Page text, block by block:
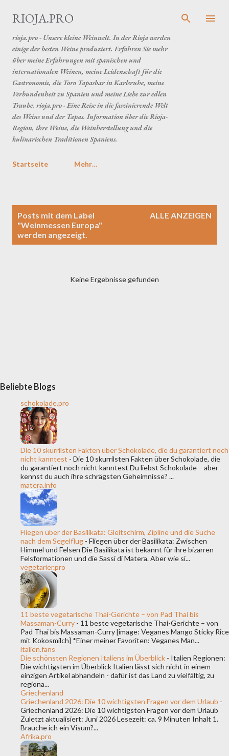
RIOJA.PRO
rioja.pro - Unsere kleine Weinwelt. In der Rioja werden
einige der besten Weine produziert. Erfahren Sie mehr
über meine Erfahrungen mit spanischen und
internationalen Weinen, meine Leidenschaft für die
Gastronomie, die Toro Tapasbar in Karlsruhe, meine
Verbundenheit zu Spanien und meine Liebe zur edlen
Traube. rioja.pro - Eine Reise in die faszinierende Welt
des Weins und der Tapas. Information über die Rioja-
Region, ihre Weine, die Weinherstellung und die
kulinarischen Traditionen Spaniens.
Startseite Mehr…
Posts mit dem Label
"Weinmessen Europa"
werden angezeigt.
ALLE ANZEIGEN
Keine Ergebnisse gefunden
Beliebte Blogs
schokolade.pro
Die 10 skurrilsten Fakten über Schokolade, die du garantiert noch
nicht kanntest - Die 10 skurrilsten Fakten über Schokolade, die
du garantiert noch nicht kanntest Du liebst Schokolade – aber
kennst du auch ihre schrägsten Geheimnisse? ...
matera.info
Fliegen über der Basilikata: Gleitschirm, Zipline und die Suche
nach dem Segelflug - Fliegen über der Basilikata: Zwischen
Himmel und Felsen Die Basilikata ist bekannt für ihre bizarren
Felsformationen und die Sassi di Matera. Aber wie si...
vegetarier.pro
11 beste vegetarische Thai-Gerichte – von Pad Thai bis
Massaman-Curry - 11 beste vegetarische Thai-Gerichte – von
Pad Thai bis Massaman-Curry [image: Veganes Mango Sticky Rice
mit Kokosmilch] *Einer meiner Favoriten: Veganes Man...
italien.fans
Die schönsten Regionen Italiens im Überblick - Italien Regionen:
Die wichtigsten im Überblick Italien lässt sich nicht in einem
einzigen Artikel abhandeln - dafür ist das Land zu vielfältig, zu
regiona...
Griechenland
Griechenland 2026: Die 10 wichtigsten Fragen vor dem Urlaub -
Griechenland 2026: Die 10 wichtigsten Fragen vor dem Urlaub
Zuletzt aktualisiert: Juni 2026 Lesezeit: ca. 9 Minuten Inhalt 1.
Brauche ich ein Visum?...
Afrika.pro